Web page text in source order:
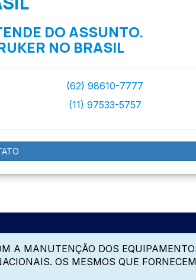
DO ASSUNTO.
NO BRASIL
(62) 98610-7777
(11) 97533-5757
A MANUTENÇÃO DOS
OS MESMOS QUE